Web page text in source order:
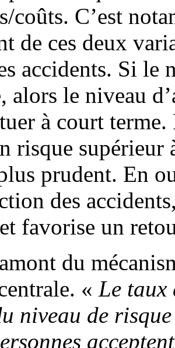
coûts. C’est
de ces deux
accidents. Si le
alors le niveau
à court
risque supérieur
prudent. En
des
favorise un
du
« Le taux
niveau de